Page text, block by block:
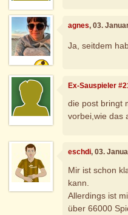
agnes, 03.
Ja, seitdem
Ex-Sauspieler
die post bringt
vorbei,wie das
eschdi, 03.
Mir ist schon
kann.
Allerdings ist
über 66000